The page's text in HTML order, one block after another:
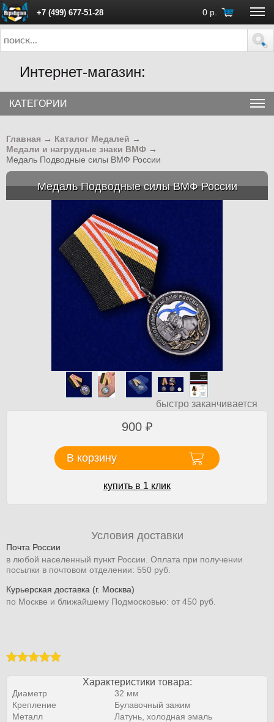
+7 (499) 677-51-28 0 р.
ПН - ПТ с 10:00 до 18:00 (Москва)
Интернет-магазин:
КАТЕГОРИИ
Главная → Каталог Медалей →
Медали и нагрудные знаки ВМФ →
Медаль Подводные силы ВМФ России
Медаль Подводные силы ВМФ России
быстро заканчивается
900 ₽
В корзину
купить в 1 клик
Условия доставки
Почта России
в любой населенный пункт России. Оплата при получении
посылки в почтовом отделении: 550 руб.
Курьерская доставка (г. Москва)
по Москве и ближайшему Подмосковью: от 450 руб.
Характеристики товара:
Диаметр
32 мм
Крепление
Булавочный зажим
Металл
Латунь, холодная эмаль